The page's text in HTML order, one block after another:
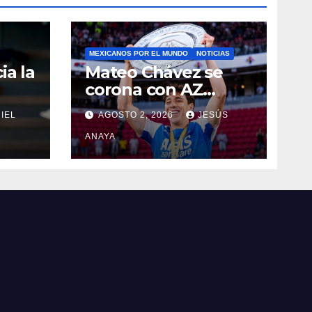
la
MEXICANOS POR EL MUNDO NOTICIAS
Mateo Chávez se
corona con AZ
Alkmaar en la
Supercopa de
Países Bajos
AGOSTO 2, 2026 JESÚS
ANAYA